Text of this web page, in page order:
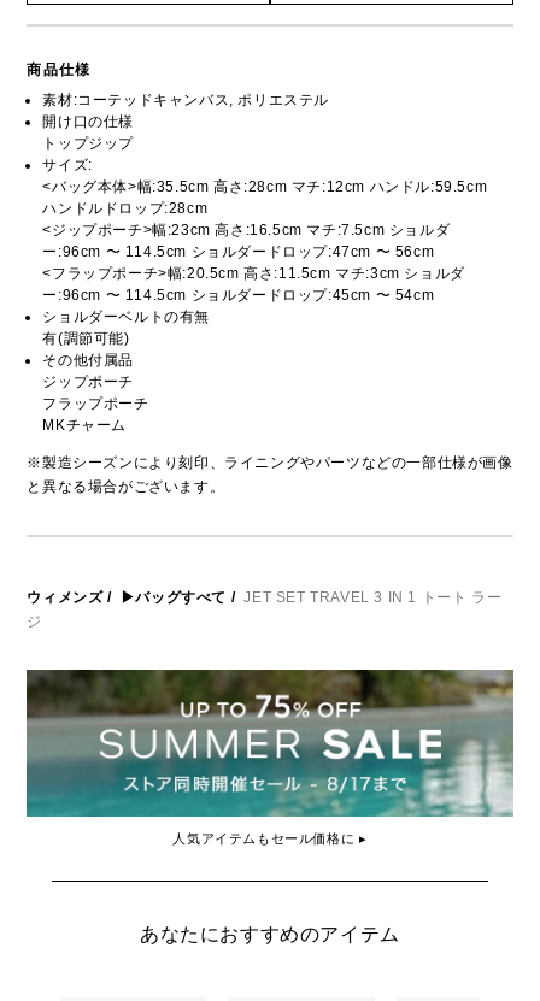
商品仕様
素材:コーテッドキャンバス, ポリエステル
開け口の仕様
トップジップ
サイズ:
<バッグ本体>幅:35.5cm 高さ:28cm マチ:12cm ハンドル:59.5cm
ハンドルドロップ:28cm
<ジップポーチ>幅:23cm 高さ:16.5cm マチ:7.5cm ショルダ
ー:96cm 〜 114.5cm ショルダードロップ:47cm 〜 56cm
<フラップポーチ>幅:20.5cm 高さ:11.5cm マチ:3cm ショルダ
ー:96cm 〜 114.5cm ショルダードロップ:45cm 〜 54cm
ショルダーベルトの有無
有(調節可能)
その他付属品
ジップポーチ
フラップポーチ
MKチャーム
※製造シーズンにより刻印、ライニングやパーツなどの一部仕様が画像
と異なる場合がございます。
ウィメンズ/ ▶バッグすべて / JET SET TRAVEL 3 IN 1 トート ラー
ジ
人気アイテムもセール価格に ▸
あなたにおすすめのアイテム